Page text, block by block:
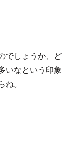
でしょうか、ど
いなという印象
ね。